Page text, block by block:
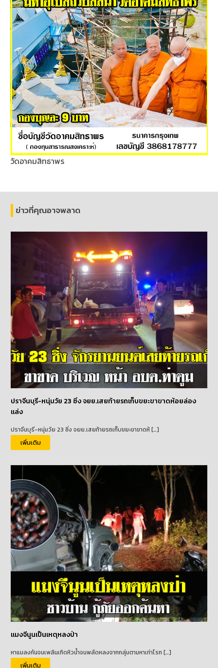
วัดอาคมสิทธาพร
ข่าวที่คุณอาจพลาด
ปราจีนบุรี-หนุ่มวัย 23 ซิ่ง จยย.เสยท้ายรถเก็บขยะขาขาดห้อยล่อง
แล่ง
ปราจีนบุรี-หนุ่มวัย 23 ซิ่ง จยย.เสยท้ายรถเก็บขยะขาขาดห้ […]
เพิ่มเติม
แมงจีนูนเป็นเหตุหลงป่า
หาแมลงกันจนเพลินเกิดหิวน้ำจนพลัดหลงจากกลุ่มตามหาเท่าไรก […]
เพิ่มเติม